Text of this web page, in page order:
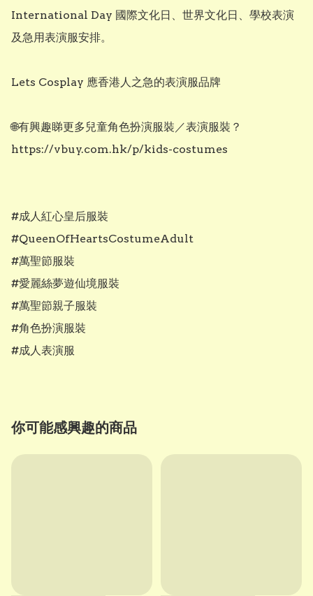
International Day 國際文化日、世界文化日、學校表演
及急用表演服安排。
Lets Cosplay 應香港人之急的表演服品牌
🌐有興趣睇更多兒童角色扮演服裝／表演服裝？
https://vbuy.com.hk/p/kids-costumes
#成人紅心皇后服裝
#QueenOfHeartsCostumeAdult
#萬聖節服裝
#愛麗絲夢遊仙境服裝
#萬聖節親子服裝
#角色扮演服裝
#成人表演服
你可能感興趣的商品